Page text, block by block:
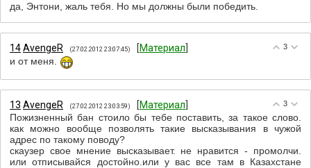
да, Энтони, жаль тебя. Но мы должны были победить.
3
14АvengeR (27.02.2012 23:07:45) [Материал
и от меня.
3
13 АvengeR (27.02.2012 23:03:59) [Материал
Пожизненный бан стоило бы тебе поставить, за такое слово.
как можно вообще позволять такие высказывания в чужой
адрес по такому поводу?
скаузер свое мнение высказывает. не нравится - промолчи.
или отписывайся достойно.или у вас все там в Казахстане